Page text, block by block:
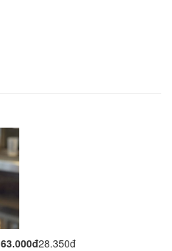
63.000đ28.350đ